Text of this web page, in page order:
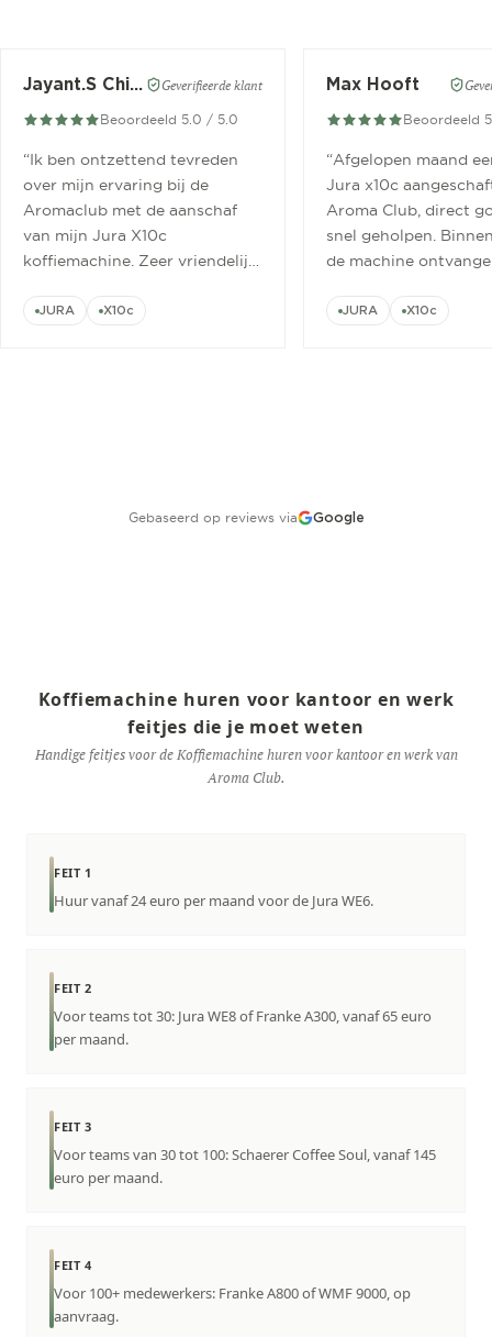
Jayant.S Chitaroe Geverifieerde klant
Beoordeeld 5.0 / 5.0
“Ik ben ontzettend tevreden
over mijn ervaring bij de
Aromaclub met de aanschaf
van mijn Jura X10c
koffiemachine. Zeer vriendelijk
JURA X10c
Max Hooft
Beoordeeld
“Afgelopen maand
Jura x10c
Aroma Club, direct
snel geholpen.
de machine
JURA X10c
Gebaseerd op reviews via Google
Koffiemachine huren voor kantoor en werk
feitjes die je moet weten
Handige feitjes voor de Koffiemachine huren voor kantoor en werk van
Aroma Club.
FEIT 1
Huur vanaf 24 euro per maand voor de Jura WE6.
FEIT 2
Voor teams tot 30: Jura WE8 of Franke A300, vanaf 65 euro
per maand.
FEIT 3
Voor teams van 30 tot 100: Schaerer Coffee Soul, vanaf 145
euro per maand.
FEIT 4
Voor 100+ medewerkers: Franke A800 of WMF 9000, op
aanvraag.